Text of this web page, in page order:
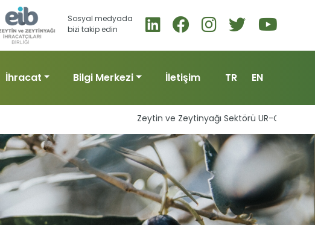
Sosyal medyada
bizi takip edin
İhracat Bilgi Merkezi İletişim TR EN
Zeytin ve Zeytinyağı Sektörü UR-GE Başvuruları